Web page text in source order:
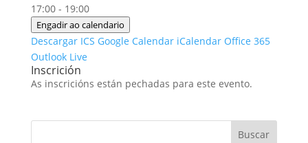
17:00 - 19:00
Engadir ao calendario
Descargar ICS Google Calendar iCalendar Office 365
Outlook Live
Inscrición
As inscricións están pechadas para este evento.